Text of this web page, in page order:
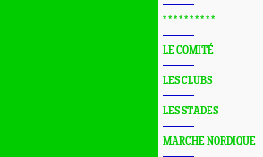
* * * * * * * * * *
LE COMITÉ
LES CLUBS
LES STADES
MARCHE NORDIQUE